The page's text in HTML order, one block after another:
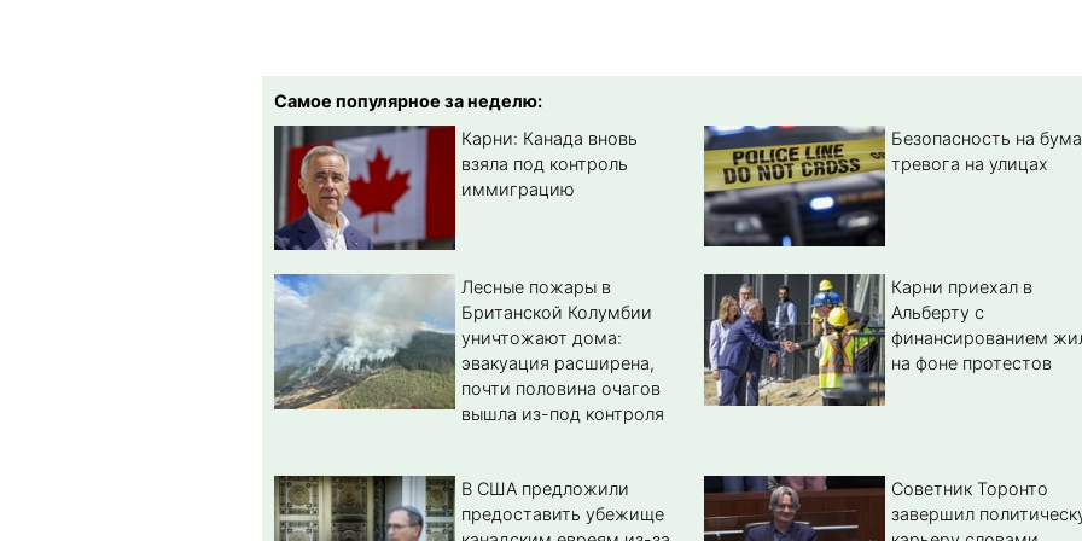
Самое популярное за неделю:
Карни: Канада вновь
взяла под контроль
иммиграцию
Безопасность на
тревога на улицах
Лесные пожары в
Британской Колумбии
уничтожают дома:
эвакуация расширена,
почти половина очагов
вышла из-под контроля
Карни приехал в
Альберту с
финансированием
на фоне протестов
В США предложили
предоставить убежище
Советник Торонто
завершил